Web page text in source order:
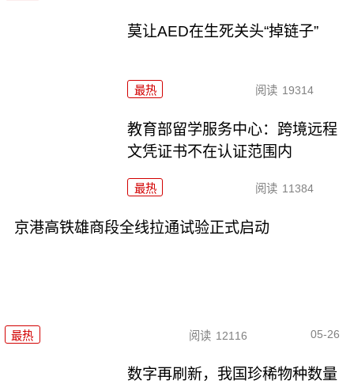
莫让AED在生死关头“掉链子”
最热 阅读 19314
教育部留学服务中心：跨境远程
文凭证书不在认证范围内
最热 阅读 11384
京港高铁雄商段全线拉通试验正式启动
最热 阅读 12116 05-26
数字再刷新，我国珍稀物种数量